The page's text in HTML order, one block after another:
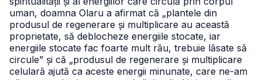
uman, doamna Olaru a afirmat că „plantele din
produsul de regenerare și multiplicare au această
proprietate, să deblocheze energiile stocate, iar
energiile stocate fac foarte mult rău, trebuie lăsate să
circule” și că „produsul de regenerare și multiplicare
celulară ajută ca aceste energii minunate, care ne-am